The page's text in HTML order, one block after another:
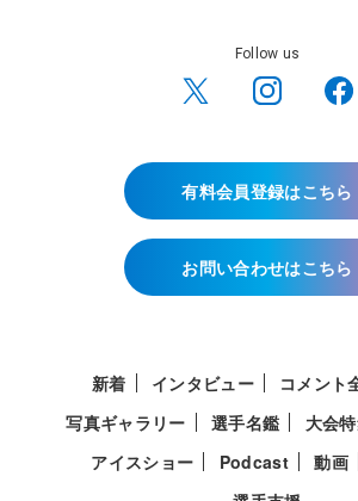
Follow us
有料会員登録はこちら
お問い合わせはこちら
新着 インタビュー コメント
写真ギャラリー
選手名鑑 大会
アイスショー
Podcast 動画